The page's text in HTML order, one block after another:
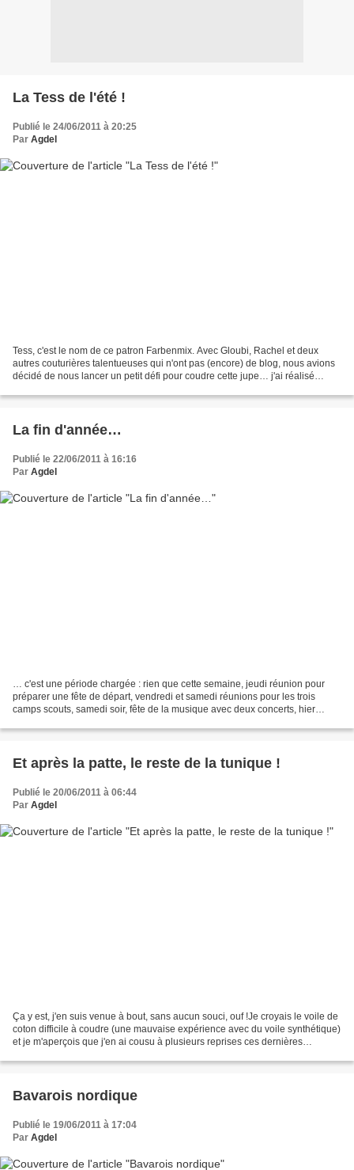
La Tess de l'été !
Publié le 24/06/2011 à 20:25
Par Agdel
Tess, c'est le nom de ce patron Farbenmix. Avec Gloubi, Rachel et deux
autres couturières talentueuses qui n'ont pas (encore) de blog, nous avions
décidé de nous lancer un petit défi pour coudre cette jupe… j'ai réalisé
La fin d'année…
Publié le 22/06/2011 à 16:16
Par Agdel
… c'est une période chargée : rien que cette semaine, jeudi réunion pour
préparer une fête de départ, vendredi et samedi réunions pour les trois
camps scouts, samedi soir, fête de la musique avec deux concerts, hier
Et après la patte, le reste de la tunique !
Publié le 20/06/2011 à 06:44
Par Agdel
Ça y est, j'en suis venue à bout, sans aucun souci, ouf !Je croyais le voile de
coton difficile à coudre (une mauvaise expérience avec du voile synthétique)
et je m'aperçois que j'en ai cousu à plusieurs reprises ces dernières
Bavarois nordique
Publié le 19/06/2011 à 17:04
Par Agdel